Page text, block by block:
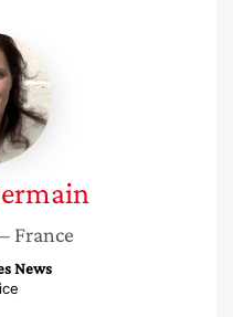
– France
News